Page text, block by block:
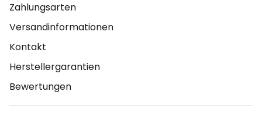
Zahlungsarten
Versandinformationen
Kontakt
Herstellergarantien
Bewertungen